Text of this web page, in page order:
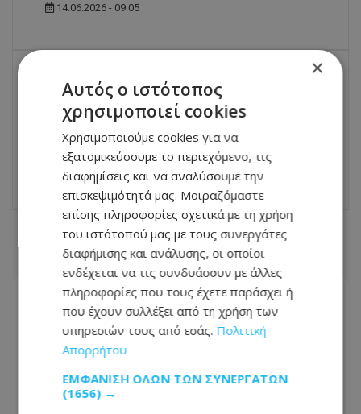
14.06.2026 - 09:05
ΕΠΌΜΕΝΟ ΆΡΘΡΟ
Ήβη Αδάμου για Γιώργο Θεοφάνους: Μου
είχε θυμώσει, μου έλεγε «ή θα μιλάς
ελληνικά όπως πρέπει ή μόνο κυπριακά»
14.06.2026 - 09:36
ΣΧΕΤΙΚΑ ΑΡΘΡΑ
×
Αυτός ο ιστότοπος
χρησιμοποιεί cookies
Χρησιμοποιούμε cookies για να
εξατομικεύσουμε το περιεχόμενο, τις
διαφημίσεις και να αναλύσουμε την
επισκεψιμότητά μας. Μοιραζόμαστε
επίσης πληροφορίες σχετικά με τη χρήση
του ιστότοπού μας με τους συνεργάτες
διαφήμισης και ανάλυσης, οι οποίοι
ενδέχεται να τις συνδυάσουν με άλλες
πληροφορίες που τους έχετε παράσχει ή
που έχουν συλλέξει από τη χρήση των
υπηρεσιών τους από εσάς. Πολιτική
Απορρήτου
ΕΜΦΆΝΙΣΗ ΌΛΩΝ ΤΩΝ ΣΥΝΕΡΓΑΤΏΝ
(1656) →